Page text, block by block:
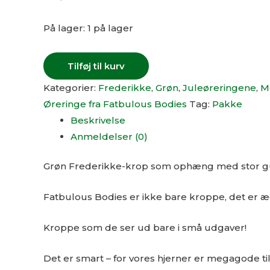
På lager: 1 på lager
Tilføj til kurv
Kategorier: Frederikke, Grøn, Juleøreringene,
Øreringe fra Fatbulous Bodies Tag: Pakke
Beskrivelse
Anmeldelser (0)
Grøn Frederikke-krop som ophæng med stor
Fatbulous Bodies er ikke bare kroppe, det er
Kroppe som de ser ud bare i små udgaver!
Det er smart – for vores hjerner er megagode